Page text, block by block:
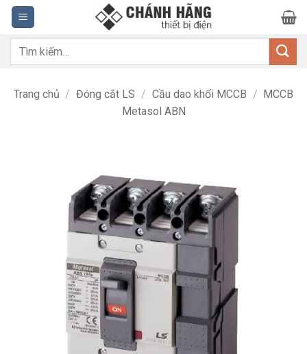
Bỏ
qua
nội
dung
Tìm
Trang chủ / Đóng cắt LS / Cầu dao khối MCCB / MCCB
Metasol ABN